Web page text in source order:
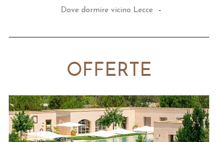
Dove dormire vicino Lecce
-
OFFERTE